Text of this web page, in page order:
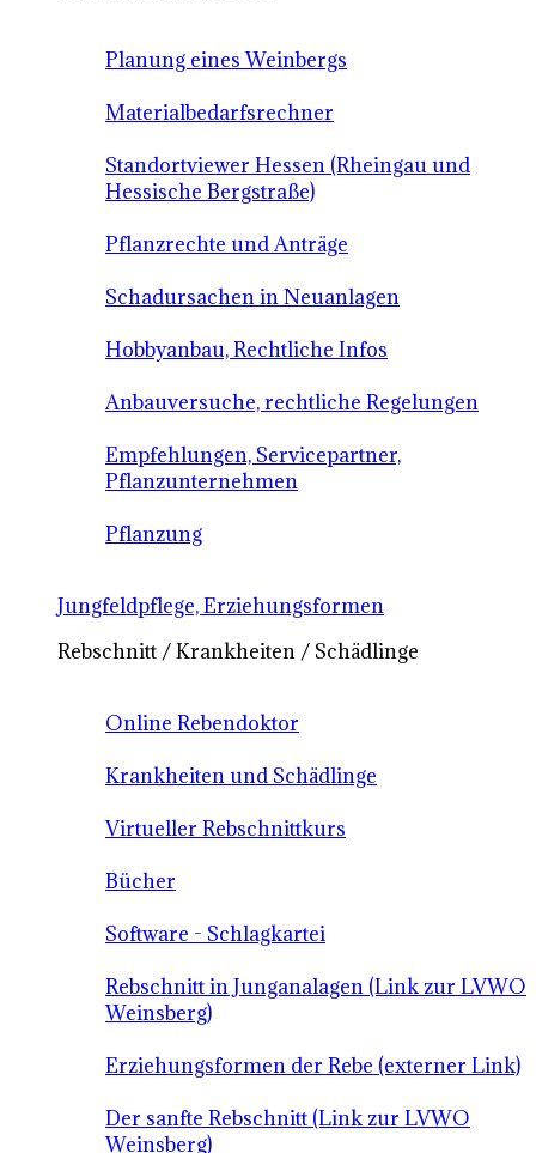
Planung eines Weinbergs
Materialbedarfsrechner
Standortviewer Hessen (Rheingau und
Hessische Bergstraße)
Pflanzrechte und Anträge
Schadursachen in Neuanlagen
Hobbyanbau, Rechtliche Infos
Anbauversuche, rechtliche Regelungen
Empfehlungen, Servicepartner,
Pflanzunternehmen
Pflanzung
Jungfeldpflege, Erziehungsformen
Rebschnitt / Krankheiten / Schädlinge
Online Rebendoktor
Krankheiten und Schädlinge
Virtueller Rebschnittkurs
Bücher
Software - Schlagkartei
Rebschnitt in Junganalagen (Link zur LVWO
Weinsberg)
Erziehungsformen der Rebe (externer Link)
Der sanfte Rebschnitt (Link zur LVWO
Weinsberg)